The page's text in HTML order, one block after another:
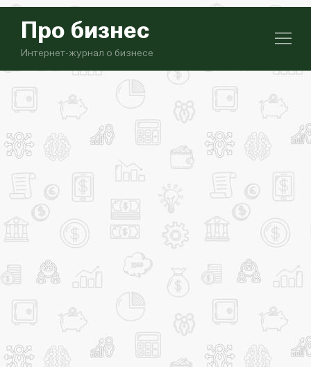
Про бизнес
Интернет-журнал о бизнесе